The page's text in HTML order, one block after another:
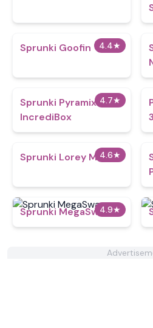
4.4★
Sprunki Goofin
4.7★
Sprunki Pyramixed
IncrediBox
4.6★
Sprunki Lorey Mod
4.9★
Sprunki MegaSwap